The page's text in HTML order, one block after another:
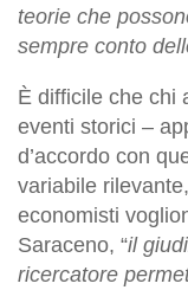
teorie che
sempre conto
È difficile che chi
eventi storici –
d’accordo con
variabile
economisti
Saraceno, “il
ricercatore